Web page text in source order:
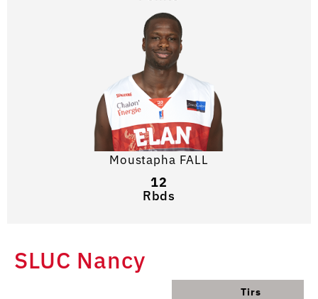
Moustapha FALL
12
Rbds
SLUC Nancy
Tirs